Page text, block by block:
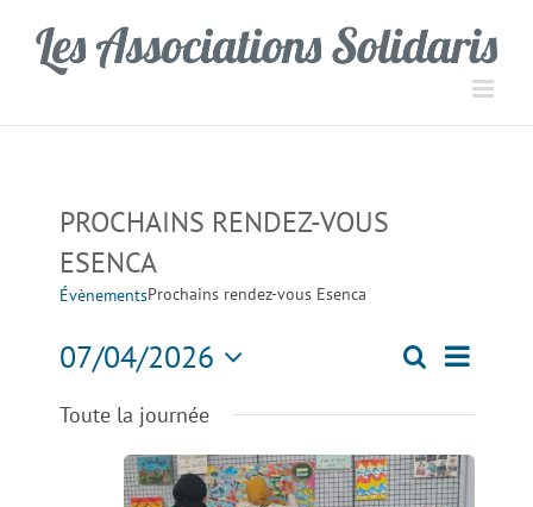
contenu
PROCHAINS RENDEZ-VOUS
ESENCA
ÉvènementsProchains rendez-vous Esenca
Recherche
navigation
Recherche
vues
Jour
07/04/2026
une
Toute la journée